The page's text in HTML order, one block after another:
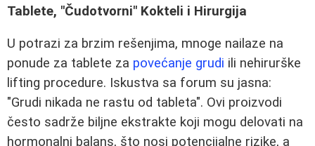
Tablete, "Čudotvorni" Kokteli i Hirurgija
U potrazi za brzim rešenjima, mnoge nailaze na
ponude za tablete za povećanje grudi ili nehirurške
lifting procedure. Iskustva sa forum su jasna:
"Grudi nikada ne rastu od tableta". Ovi proizvodi
često sadrže biljne ekstrakte koji mogu delovati na
hormonalni balans, što nosi potencijalne rizike, a